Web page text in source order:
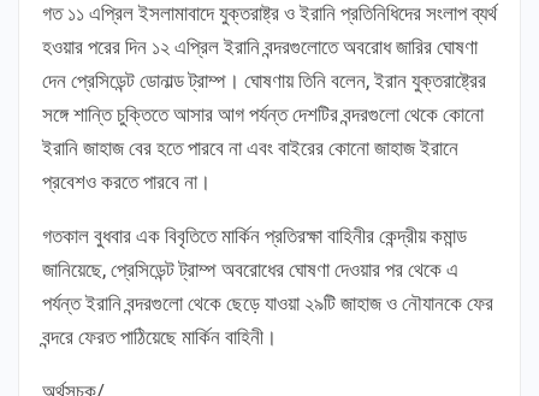
গত ১১ এপ্রিল ইসলামাবাদে যুক্তরাষ্ট্র ও ইরানি প্রতিনিধিদের সংলাপ ব্যর্থ
হওয়ার পরের দিন ১২ এপ্রিল ইরানি বন্দরগুলোতে অবরোধ জারির ঘোষণা
দেন প্রেসিডেন্ট ডোনাল্ড ট্রাম্প। ঘোষণায় তিনি বলেন, ইরান যুক্তরাষ্ট্রের
সঙ্গে শান্তি চুক্তিতে আসার আগ পর্যন্ত দেশটির বন্দরগুলো থেকে কোনো
ইরানি জাহাজ বের হতে পারবে না এবং বাইরের কোনো জাহাজ ইরানে
প্রবেশও করতে পারবে না।
গতকাল বুধবার এক বিবৃতিতে মার্কিন প্রতিরক্ষা বাহিনীর কেন্দ্রীয় কমান্ড
জানিয়েছে, প্রেসিডেন্ট ট্রাম্প অবরোধের ঘোষণা দেওয়ার পর থেকে এ
পর্যন্ত ইরানি বন্দরগুলো থেকে ছেড়ে যাওয়া ২৯টি জাহাজ ও নৌযানকে ফের
বন্দরে ফেরত পাঠিয়েছে মার্কিন বাহিনী।